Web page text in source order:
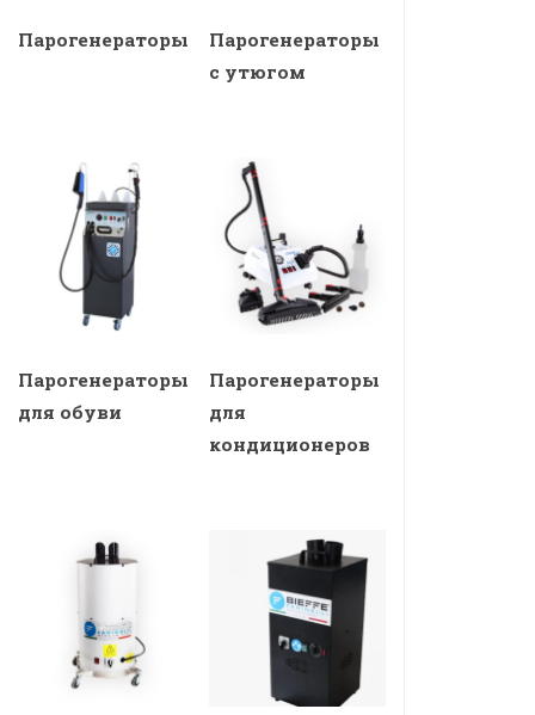
Парогенераторы
Парогенераторы
с утюгом
Парогенераторы
для обуви
Парогенераторы
для
кондиционеров